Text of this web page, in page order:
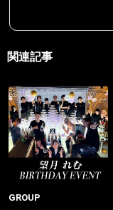
関連記事
GROUP